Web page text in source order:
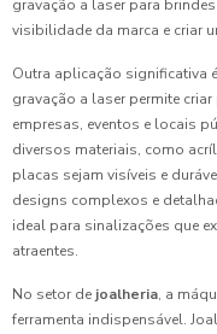
gravação a laser para
visibilidade da marca e criar
Outra aplicação significativa
gravação a laser permite
empresas, eventos e locais
diversos materiais, como
placas sejam visíveis e
designs complexos e
ideal para sinalizações que
atraentes.
No setor dejoalheria, a
ferramenta indispensável.